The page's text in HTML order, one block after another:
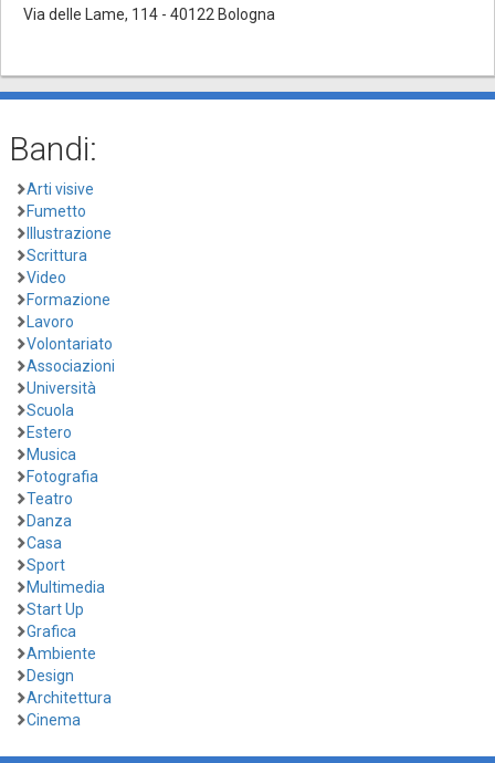
Via delle Lame, 114 - 40122 Bologna
Bandi:
Arti visive
Fumetto
Illustrazione
Scrittura
Video
Formazione
Lavoro
Volontariato
Associazioni
Università
Scuola
Estero
Musica
Fotografia
Teatro
Danza
Casa
Sport
Multimedia
Start Up
Grafica
Ambiente
Design
Architettura
Cinema